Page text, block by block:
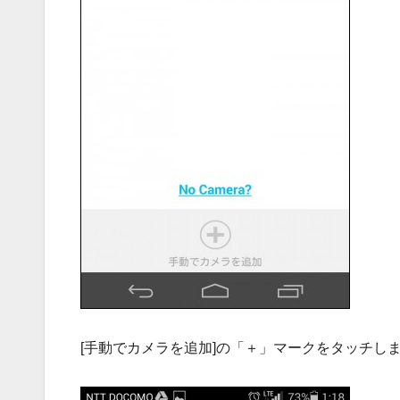
[手動でカメラを追加]の「＋」マークをタッチし